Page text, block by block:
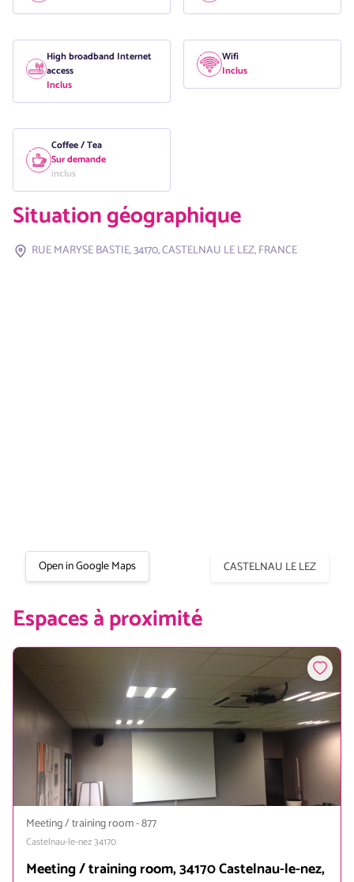
High broadband Internet
access
Inclus
Wifi
Inclus
Coffee / Tea
Sur demande
inclus
Situation géographique
RUE MARYSE BASTIE, 34170, CASTELNAU LE LEZ, FRANCE
Open in Google Maps CASTELNAU LE LEZ
Espaces à proximité
Meeting / training room-877
Castelnau-le-nez34170
Meeting / training room, 34170 Castelnau-le-nez,